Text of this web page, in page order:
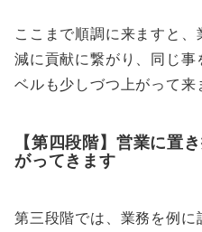
ここまで順調に来ますと
減に貢献に繋がり、同じ事
ベルも少しづつ上がって来
【第四段階】営業に置
がってきます
第三段階では、業務を例